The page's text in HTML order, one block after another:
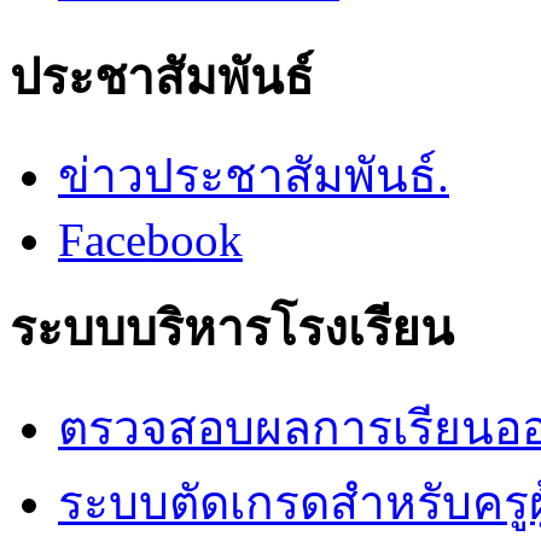
ประชาสัมพันธ์
ข่าวประชาสัมพันธ์.
Facebook
ระบบบริหารโรงเรียน
ตรวจสอบผลการเรียน
ระบบตัดเกรดสำหรับค